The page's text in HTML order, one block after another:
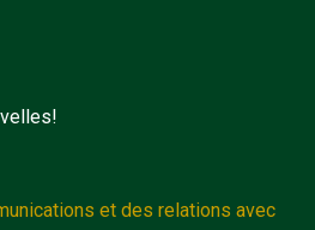
et des relations avec